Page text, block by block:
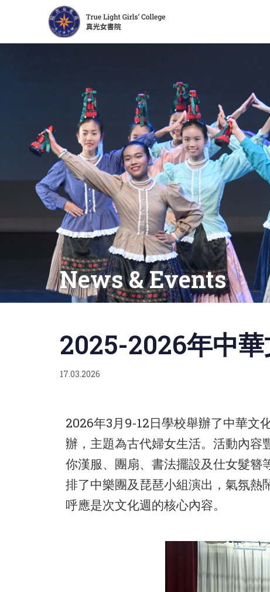
News & Events
2025-2026年中
17.03.2026
2026年3月9-12日學校舉辦了中華文
辦，主題為古代婦女生活。活動內容
你漢服、團扇、書法擺設及仕女髮簪
排了中樂團及琵琶小組演出，氣氛熱
呼應是次文化週的核心內容。